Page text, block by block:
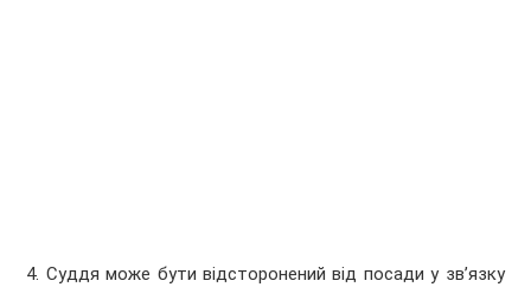
4. Суддя може бути відсторонений від посади у зв’язку